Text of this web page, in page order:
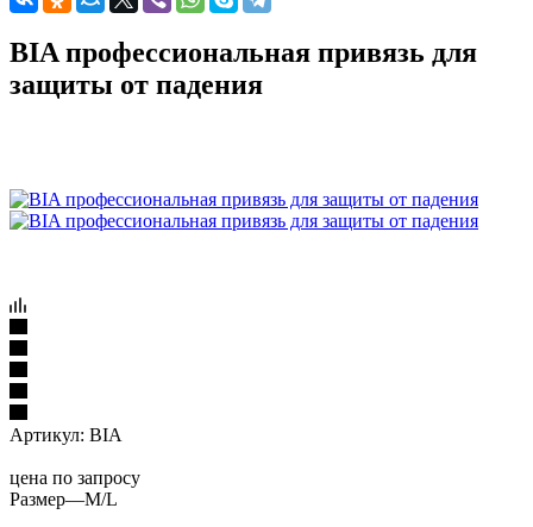
BIA профессиональная привязь для
защиты от падения
Артикул: BIA
цена по запросу
Размер—M/L